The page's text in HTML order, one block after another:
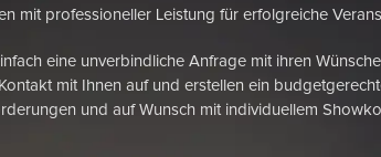
mit professioneller Leistung für erfolgreiche
eine unverbindliche Anfrage mit ihren
mit Ihnen auf und erstellen ein
und auf Wunsch mit individuellem